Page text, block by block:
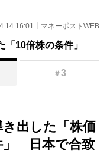
16:01 マネーポストWEB
10倍株の条件」
＃3
出した「株価
」 日本で合致